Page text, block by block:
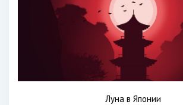
Луна в Японии